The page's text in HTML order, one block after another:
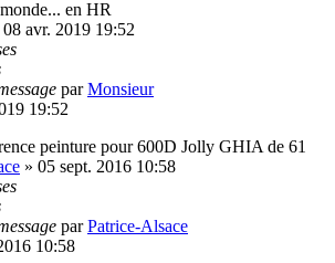
en HR
08 avr. 2019 19:52
parMonsieur
19:52
peinture pour 600D Jolly GHIA de 61
» 05 sept. 2016 10:58
parPatrice-Alsace
10:58